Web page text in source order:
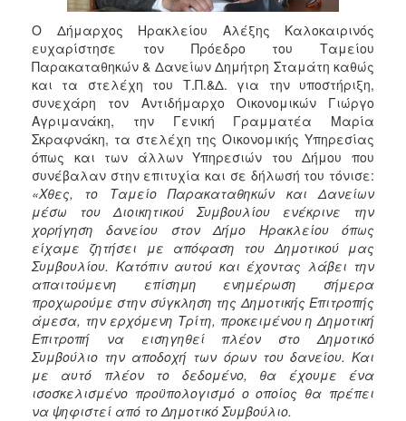
2006
ΤΟΠΟΣ
ΠΟΛΙΤΙΣΜΟΣ
ΑΝΘΕΚΤΙΚΗ
ΠΟΛΗ
Ο Δήμαρχος Ηρακλείου Αλέξης Καλοκαιρινός
ευχαρίστησε τον Πρόεδρο του Ταμείου
Παρακαταθηκών & Δανείων Δημήτρη Σταμάτη καθώς
και τα στελέχη του Τ.Π.&Δ. για την υποστήριξη,
συνεχάρη τον Αντιδήμαρχο Οικονομικών Γιώργο
Αγριμανάκη, την Γενική Γραμματέα Μαρία
Σκραφνάκη, τα στελέχη της Οικονομικής Υπηρεσίας
όπως και των άλλων Υπηρεσιών του Δήμου που
συνέβαλαν στην επιτυχία και σε δήλωσή του τόνισε:
«Χθες, το Ταμείο Παρακαταθηκών και Δανείων
μέσω του Διοικητικού Συμβουλίου ενέκρινε την
χορήγηση δανείου στον Δήμο Ηρακλείου όπως
είχαμε ζητήσει με απόφαση του Δημοτικού μας
Συμβουλίου. Κατόπιν αυτού και έχοντας λάβει την
απαιτούμενη επίσημη ενημέρωση σήμερα
προχωρούμε στην σύγκληση της Δημοτικής Επιτροπής
άμεσα, την ερχόμενη Τρίτη, προκειμένου η Δημοτική
Επιτροπή να εισηγηθεί πλέον στο Δημοτικό
Συμβούλιο την αποδοχή των όρων του δανείου. Και
με αυτό πλέον το δεδομένο, θα έχουμε ένα
ισοσκελισμένο προϋπολογισμό ο οποίος θα πρέπει
να ψηφιστεί από το Δημοτικό Συμβούλιο.